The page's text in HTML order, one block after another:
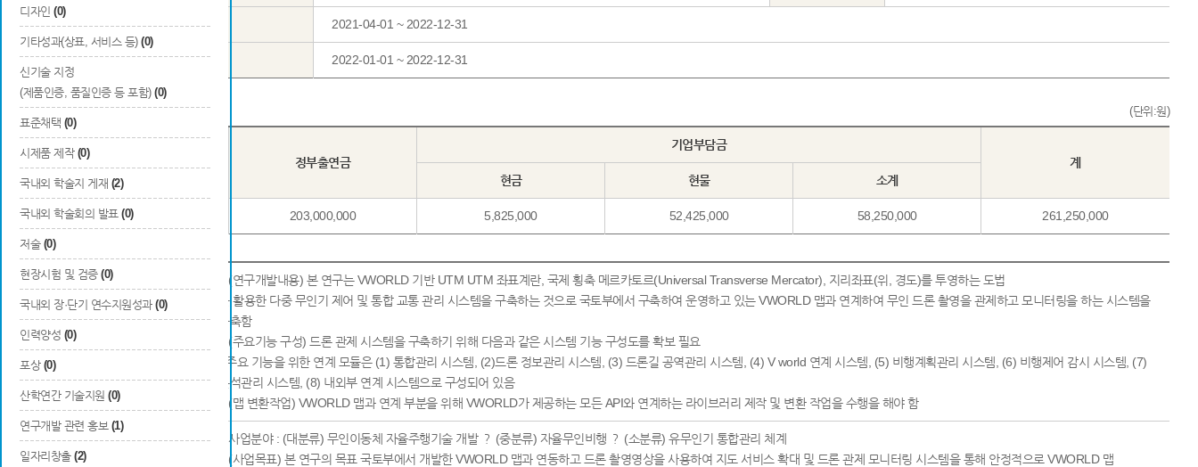
디자인 (0)
기타성과(상표, 서비스 등) (0)
신기술 지정
(제품인증, 품질인증 등 포함) (0)
표준채택 (0)
시제품 제작 (0)
국내외 학술지 게재 (2)
국내외 학술회의 발표 (0)
저술 (0)
현장시험 및 검증 (0)
국내외 장·단기 연수지원성과 (0)
인력양성 (0)
포상 (0)
산학연간 기술지원 (0)
연구개발 관련 홍보 (1)
일자리창출 (2)
총 연구기간 2021-04-01 ~ 2022-12-31
당해연도 연구기간 2022-01-01 ~ 2022-12-31
(단위:원)
정부출연금
기업부담금
계
현금
현물 소계
2차년도 203,000,000 5,825,000 52,425,000 58,250,000 261,250,000
연구개발개요
o (연구개발내용) 본 연구는 VWORLD 기반 UTM UTM 좌표계란, 국제 횡축 메르카토르(Universal Transverse Mercator), 지리좌표(위, 경도)를 투영하는 도법
을 활용한 다중 무인기 제어 및 통합 교통 관리 시스템을 구축하는 것으로 국토부에서 구축하여 운영하고 있는 VWORLD 맵과 연계하여 무인 드론 촬영을 관제하고 모니터링을 하는 시스템을
구축함
o (주요기능 구성) 드론 관제 시스템을 구축하기 위해 다음과 같은 시스템 기능 구성도를 확보 필요
- 주요 기능을 위한 연계 모듈은 (1) 통합관리 시스템, (2)드론 정보관리 시스템, (3) 드론길 공역관리 시스템, (4) V world 연계 시스템, (5) 비행계획관리 시스템, (6) 비행제어 감시 시스템, (7)
분석관리 시스템, (8) 내외부 연계 시스템으로 구성되어 있음
o (맵 변환작업) VWORLD 맵과 연계 부분을 위해 VWORLD가 제공하는 모든 API와 연계하는 라이브러리 제작 및 변환 작업을 수행을 해야 함
o 사업분야 : (대분류) 무인이동체 자율주행기술 개발 ？ (중분류) 자율무인비행 ？ (소분류) 유무인기 통합관리 체계
o (사업목표) 본 연구의 목표 국토부에서 개발한 VWORLD 맵과 연동하고 드론 촬영영상을 사용하여 지도 서비스 확대 및 드론 관제 모니터링 시스템을 통해 안정적으로 VWORLD 맵